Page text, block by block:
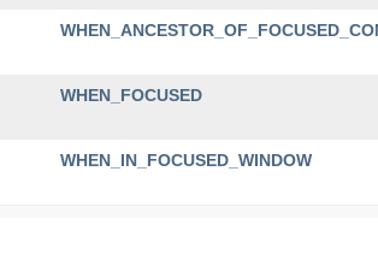
WHEN_FOCUSED
WHEN_IN_FOCUSED_WINDOW